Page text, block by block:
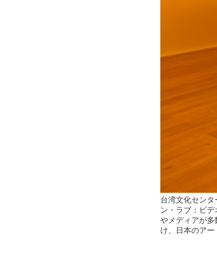
台湾文化セン
ン・ラブ：ビ
やメディアが
け、日本のアー